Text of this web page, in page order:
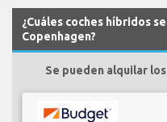
¿Cuáles coches híbridos
Copenhagen?
Se pueden alquilar